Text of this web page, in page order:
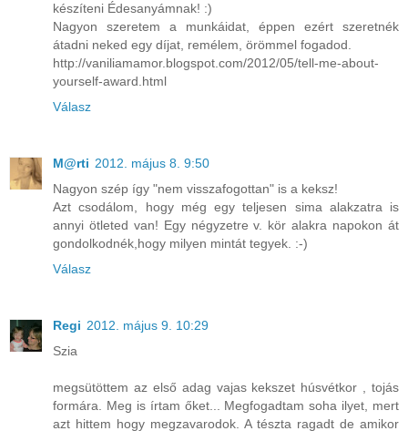
készíteni Édesanyámnak! :)
Nagyon szeretem a munkáidat, éppen ezért szeretnék
átadni neked egy díjat, remélem, örömmel fogadod.
http://vaniliamamor.blogspot.com/2012/05/tell-me-about-
yourself-award.html
Válasz
M@rti 2012. május 8. 9:50
Nagyon szép így "nem visszafogottan" is a keksz!
Azt csodálom, hogy még egy teljesen sima alakzatra is
annyi ötleted van! Egy négyzetre v. kör alakra napokon át
gondolkodnék,hogy milyen mintát tegyek. :-)
Válasz
Regi 2012. május 9. 10:29
Szia
megsütöttem az első adag vajas kekszet húsvétkor , tojás
formára. Meg is írtam őket... Megfogadtam soha ilyet, mert
azt hittem hogy megzavarodok. A tészta ragadt de amikor